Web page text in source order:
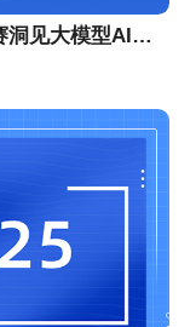
“DeepSeek蓝军”加盟 助力东信营赛洞见大模型AI营销效果提升